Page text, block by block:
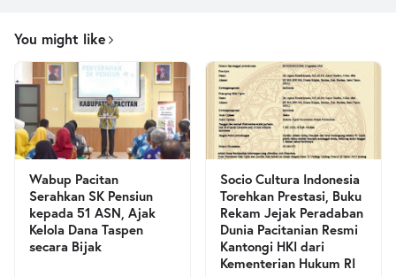
You might like
Wabup Pacitan
Serahkan SK Pensiun
kepada 51 ASN, Ajak
Kelola Dana Taspen
secara Bijak
Socio Cultura Indonesia
Torehkan Prestasi, Buku
Rekam Jejak Peradaban
Dunia Pacitanian Resmi
Kantongi HKI dari
Kementerian Hukum RI